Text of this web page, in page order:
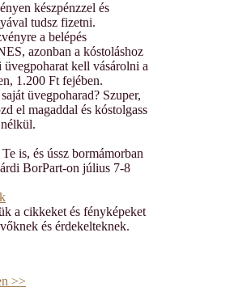
készpénzzel és
tudsz fizetni.
a belépés
azonban a kóstoláshoz
üvegpoharat kell vásárolni a
1.200 Ft fejében.
üvegpoharad? Szuper,
el magaddal és kóstolgass
is, és ússz bormámorban
BorPart-on július 7-8
a cikkeket és fényképeket
és érdekelteknek.
>>